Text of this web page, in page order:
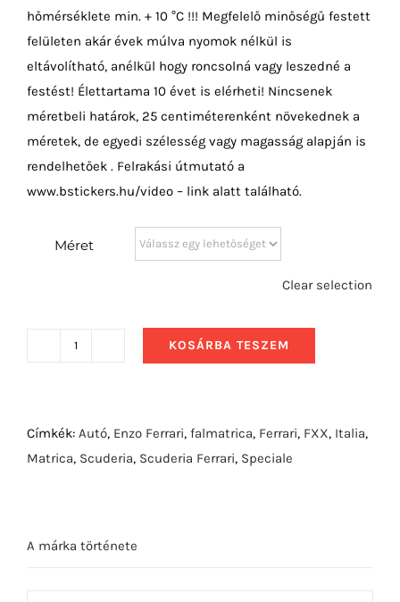
hőmérséklete min. + 10 °C !!! Megfelelő minőségű festett
felületen akár évek múlva nyomok nélkül is
eltávolítható, anélkül hogy roncsolná vagy leszedné a
festést! Élettartama 10 évet is elérheti! Nincsenek
méretbeli határok, 25 centiméterenként növekednek a
méretek, de egyedi szélesség vagy magasság alapján is
rendelhetőek . Felrakási útmutató a
www.bstickers.hu/video – link alatt található.
Méret
Clear selection
EC
mennyiség
KOSÁRBA TESZEM
Címkék: Autó, Enzo Ferrari, falmatrica, Ferrari, FXX, Italia,
Matrica, Scuderia, Scuderia Ferrari, Speciale
A márka története